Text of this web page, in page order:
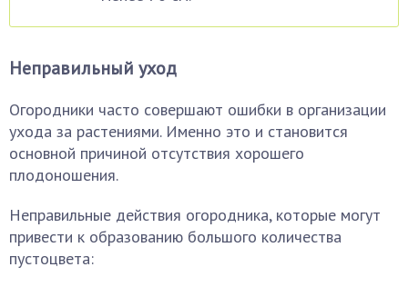
Неправильный уход
Огородники часто совершают ошибки в организации
ухода за растениями. Именно это и становится
основной причиной отсутствия хорошего
плодоношения.
Неправильные действия огородника, которые могут
привести к образованию большого количества
пустоцвета: